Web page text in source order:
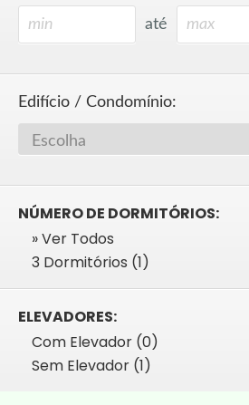
até
Edifício / Condomínio:
NÚMERO DE DORMITÓRIOS:
» Ver Todos
3 Dormitórios (1)
ELEVADORES:
Com Elevador (0)
Sem Elevador (1)